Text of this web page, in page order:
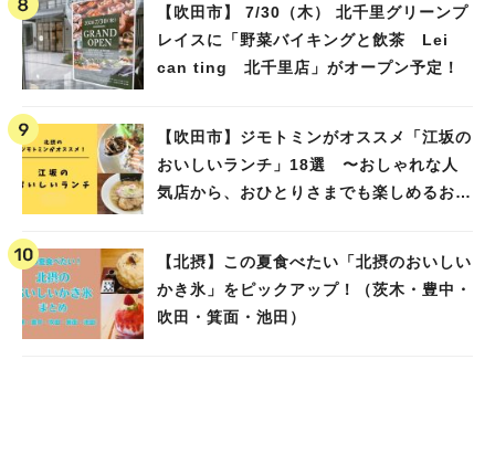
【吹田市】 7/30（木） 北千里グリーンプ
レイスに「野菜バイキングと飲茶 Lei
can ting 北千里店」がオープン予定！
【吹田市】ジモトミンがオススメ「江坂の
おいしいランチ」18選 〜おしゃれな人
気店から、おひとりさまでも楽しめるお店
【北摂】この夏食べたい「北摂のおいしい
かき氷」をピックアップ！（茨木・豊中・
吹田・箕面・池田）